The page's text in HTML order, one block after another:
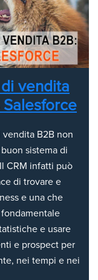
vendita
Salesforce
B2B non
sistema di
CRM infatti può
di trovare e
e una che
e usare
e prospect per
nei tempi e nei